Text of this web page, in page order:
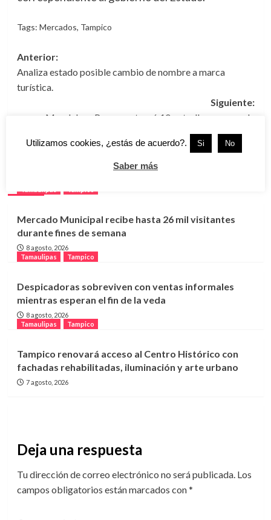
Tags: Mercados, Tampico
Navegación
de
entradas
Anterior:
Analiza estado posible cambio de nombre a marca
turística.
Siguiente:
Magdalena Peraza entregó 10 patrullas nuevas a la
dirección de Tránsito de Tampico.
Mercado Municipal recibe hasta 26 mil visitantes
durante fines de semana
8 agosto, 2026
Tamaulipas
Tampico
Despicadoras sobreviven con ventas informales
mientras esperan el fin de la veda
8 agosto, 2026
Tamaulipas
Tampico
Tampico renovará acceso al Centro Histórico con
fachadas rehabilitadas, iluminación y arte urbano
7 agosto, 2026
Deja una respuesta
Tu dirección de correo electrónico no será publicada. Los
campos obligatorios están marcados con*
Utilizamos cookies, ¿estás de acuerdo?. Si No
Saber más